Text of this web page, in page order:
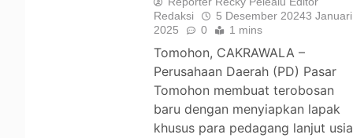
Redaksi
5 Desember 20243 Januari
2025
0 1 mins
Tomohon, CAKRAWALA –
Perusahaan Daerah (PD) Pasar
Tomohon membuat terobosan
baru dengan menyiapkan lapak
khusus para pedagang lanjut usia